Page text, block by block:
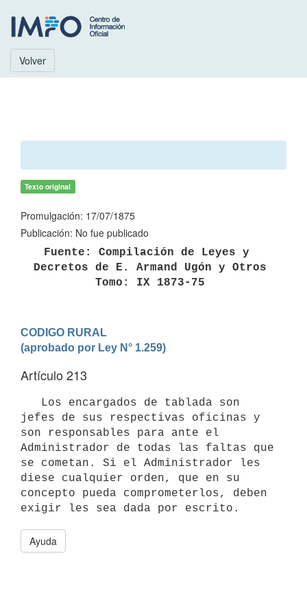
Volver
Texto original
Promulgación: 17/07/1875
Publicación: No fue publicado
Fuente: Compilación de Leyes y
Decretos de E. Armand Ugón y Otros
Tomo: IX 1873-75
CODIGO RURAL
Artículo 213
jefes de sus respectivas oficinas y
son responsables para ante el
Administrador de todas las faltas que
se cometan. Si el Administrador les
diese cualquier orden, que en su
concepto pueda comprometerlos, deben
exigir les sea dada por escrito.
Ayuda